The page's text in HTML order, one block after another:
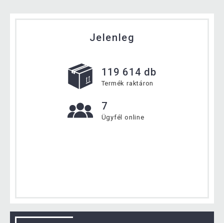
Jelenleg
119 614 db
Termék raktáron
7
Ügyfél online